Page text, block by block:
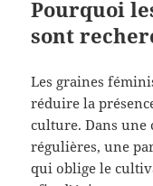
Pourquoi
sont
Les graines
réduire la
culture. Dans une
régulières, une
qui oblige le